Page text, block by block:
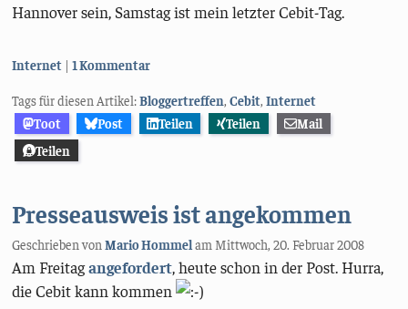
Hannover sein, Samstag ist mein letzter Cebit-Tag.
Kategorien:
Internet 1 Kommentar
Tags für diesen Artikel:Bloggertreffen,Cebit,Internet
Toot
Post Teilen Teilen
Mail
Teilen
Presseausweis ist angekommen
Geschrieben vonMario Hommelam Mittwoch, 20. Februar 2008
Am Freitagangefordert, heute schon in der Post. Hurra,
die Cebit kann kommen